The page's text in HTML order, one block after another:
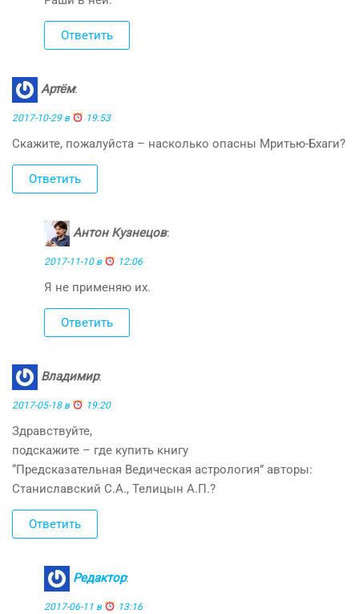
Ответить
Артём:
2017-10-29 в 19:53
Скажите, пожалуйста – насколько опасны Мритью-Бхаги?
Ответить
Антон Кузнецов:
2017-11-10 в 12:06
Я не применяю их.
Ответить
Владимир:
2017-05-18 в 19:20
Здравствуйте,
подскажите – где купить книгу
“Предсказательная Ведическая астрология” авторы:
Станиславский С.А., Телицын А.П.?
Ответить
Редактор:
2017-06-11 в 13:16